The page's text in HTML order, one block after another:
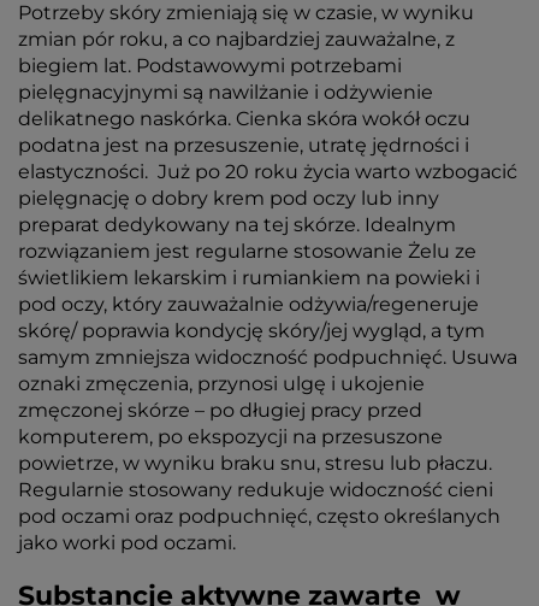
Potrzeby skóry zmieniają się w czasie, w wyniku
zmian pór roku, a co najbardziej zauważalne, z
biegiem lat. Podstawowymi potrzebami
pielęgnacyjnymi są nawilżanie i odżywienie
delikatnego naskórka. Cienka skóra wokół oczu
podatna jest na przesuszenie, utratę jędrności i
elastyczności. Już po 20 roku życia warto wzbogacić
pielęgnację o dobry krem pod oczy lub inny
preparat dedykowany na tej skórze. Idealnym
rozwiązaniem jest regularne stosowanie Żelu ze
świetlikiem lekarskim i rumiankiem na powieki i
pod oczy, który zauważalnie odżywia/regeneruje
skórę/ poprawia kondycję skóry/jej wygląd, a tym
samym zmniejsza widoczność podpuchnięć. Usuwa
oznaki zmęczenia, przynosi ulgę i ukojenie
zmęczonej skórze – po długiej pracy przed
komputerem, po ekspozycji na przesuszone
powietrze, w wyniku braku snu, stresu lub płaczu.
Regularnie stosowany redukuje widoczność cieni
pod oczami oraz podpuchnięć, często określanych
jako worki pod oczami.
Substancje aktywne zawarte w